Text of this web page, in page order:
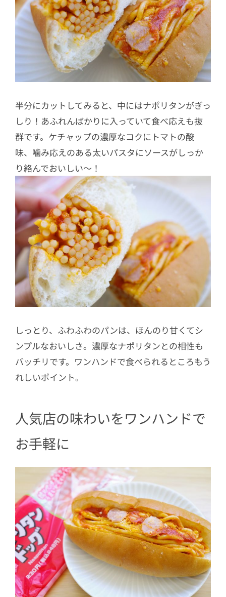
半分にカットしてみると、中にはナポリタンがぎっ
しり！あふれんばかりに入っていて食べ応えも抜
群です。ケチャップの濃厚なコクにトマトの酸
味、噛み応えのある太いパスタにソースがしっか
り絡んでおいしい～！
しっとり、ふわふわのパンは、ほんのり甘くてシ
ンプルなおいしさ。濃厚なナポリタンとの相性も
バッチリです。ワンハンドで食べられるところもう
れしいポイント。
人気店の味わいをワンハンドで
お手軽に